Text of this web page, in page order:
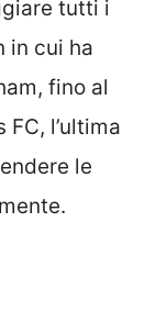
tutti i
in cui ha
fino al
FC, l’ultima
le